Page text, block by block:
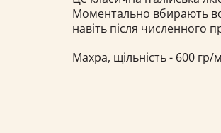
Моментально вбирають
навіть після численного
Махра, щільність - 600 гр/